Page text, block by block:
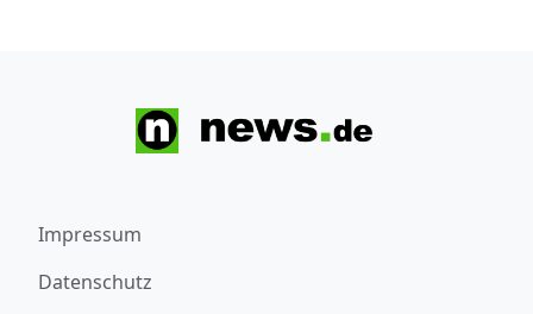
Impressum
Datenschutz